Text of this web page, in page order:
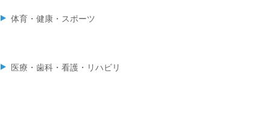
体育・健康・スポーツ
医療・歯科・看護・リハビリ